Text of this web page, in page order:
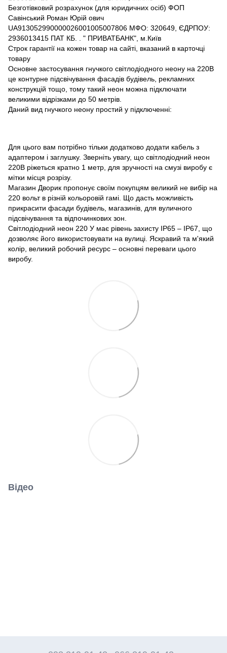
Безготівковий розрахунок (для юридичних осіб) ФОП
Савінський Роман Юрій ович
UA913052990000026001005007806 МФО: 320649, ЄДРПОУ:
2936013415 ПАТ КБ. . " ПРИВАТБАНК", м.Київ
Строк гарантії на кожен товар на сайті, вказаний в карточці
товару
Основне застосування гнучкого світлодіодного неону на 220В
це контурне підсвічування фасадів будівель, рекламних
конструкцій тощо, тому такий неон можна підключати
великими відрізками до 50 метрів.
Даний вид гнучкого неону простий у підключенні:
Для цього вам потрібно тільки додатково додати кабель з
адаптером і заглушку. Зверніть увагу, що світлодіодний неон
220В ріжеться кратно 1 метр, для зручності на смузі виробу є
мітки місця розрізу.
Магазин Дворик пропонує своїм покупцям великий не вибір на
220 вольт в різній кольоровій гамі. Що дасть можливість
прикрасити фасади будівель, магазинів, для вуличного
підсвічування та відпочинкових зон.
Світлодіодний неон 220 У має рівень захисту IP65 – IP67, що
дозволяє його використовувати на вулиці. Яскравий та м'який
колір, великий робочий ресурс – основні переваги цього
виробу.
Відео